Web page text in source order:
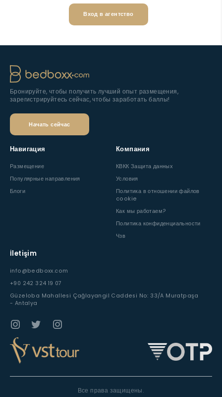
Вход в агентство
Бронируйте, чтобы получить лучший опыт размещения,
зарегистрируйтесь сейчас, чтобы заработать баллы!
Начать сейчас
Навигация
Размещение
Популярные направления
Блоги
Компания
КВКК Защита данных
Условия
Политика в отношении файлов
cookie
Как мы работаем?
Политика конфиденциальности
Чзв
İletişim
info@bedboxx.com
+90 242 324 19 07
Güzeloba Mahallesi Çağlayangil Caddesi No: 33/A Muratpaşa
- Antalya
Все права защищены.